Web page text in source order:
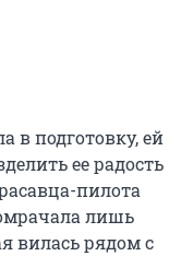
в подготовку, ей
ее радость
пилота
лишь
вилась рядом с